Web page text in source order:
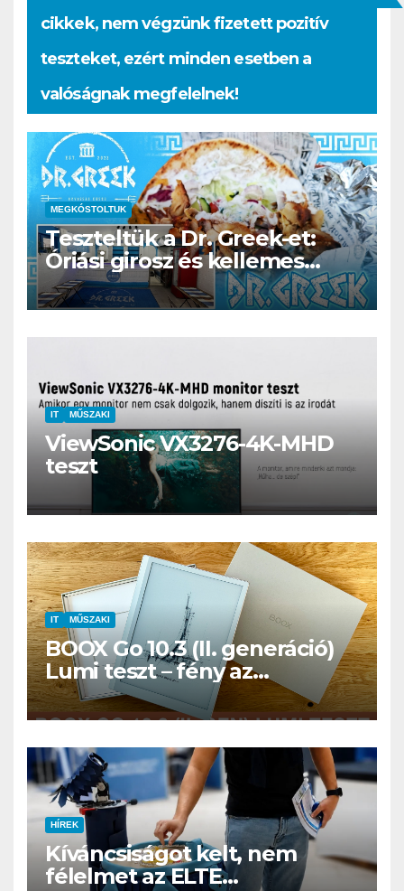
cikkek, nem végzünk fizetett pozitív
teszteket, ezért minden esetben a
valóságnak megfelelnek!
MEGKÓSTOLTUK
Teszteltük a Dr. Greek-et:
Óriási girosz és kellemes
kerthelyiség Csepel szívében
IT MŰSZAKI
ViewSonic VX3276-4K-MHD
teszt
IT MŰSZAKI
BOOX Go 10.3 (II. generáció)
Lumi teszt – fény az
éjszakában, fél könyvtár a
családi csomagban
HÍREK
Kíváncsiságot kelt, nem
félelmet az ELTE